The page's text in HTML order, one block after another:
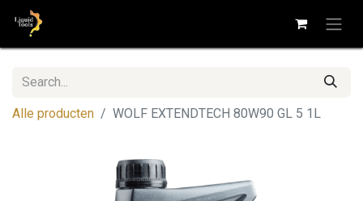
Alle producten WOLF EXTENDTECH 80W90 GL 5 1L